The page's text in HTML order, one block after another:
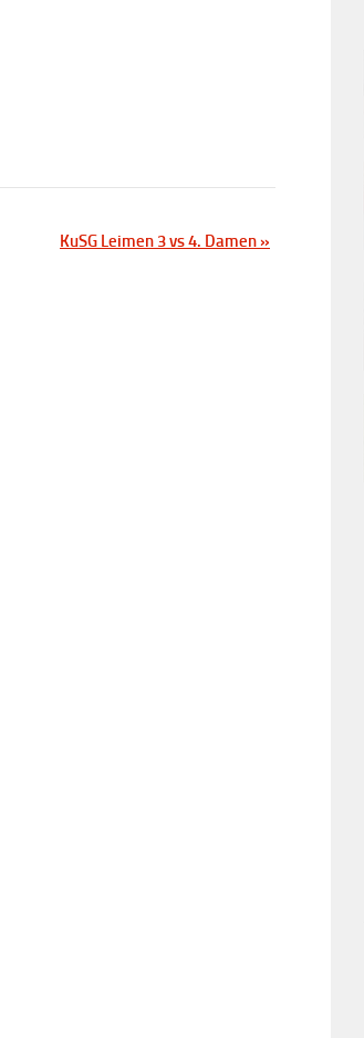
KuSG Leimen 3 vs 4. Damen»